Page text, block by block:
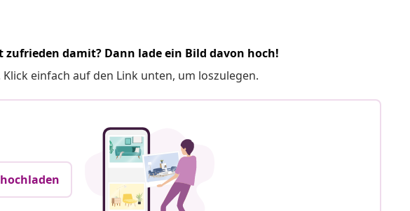
damit? Dann lade ein Bild davon hoch!
einfach auf den Link unten, um loszulegen.